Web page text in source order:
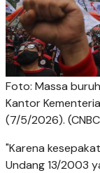
Foto: Massa
Kantor
(7/5/2026).
"Karena
Undang 13/2003